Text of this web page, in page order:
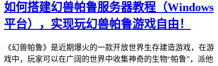
如何搭建幻兽帕鲁服务器教程（Windows
平台），实现玩幻兽帕鲁游戏自由！
《幻兽帕鲁》是近期爆火的一款开放世界生存建造游戏，在游
戏中，玩家可以在广阔的世界中收集神奇的生物“帕鲁”，派他